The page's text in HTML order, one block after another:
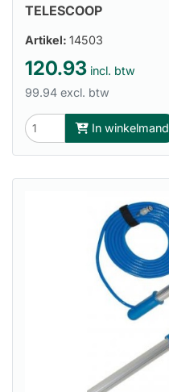
TELESCOOP
Artikel: 14503
120.93 incl. btw
99.94 excl. btw
In winkelmand